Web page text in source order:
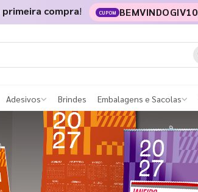
primeira compra! CUPOM BEMVINDOGIV10
Adesivos Brindes Embalagens e Sacolas